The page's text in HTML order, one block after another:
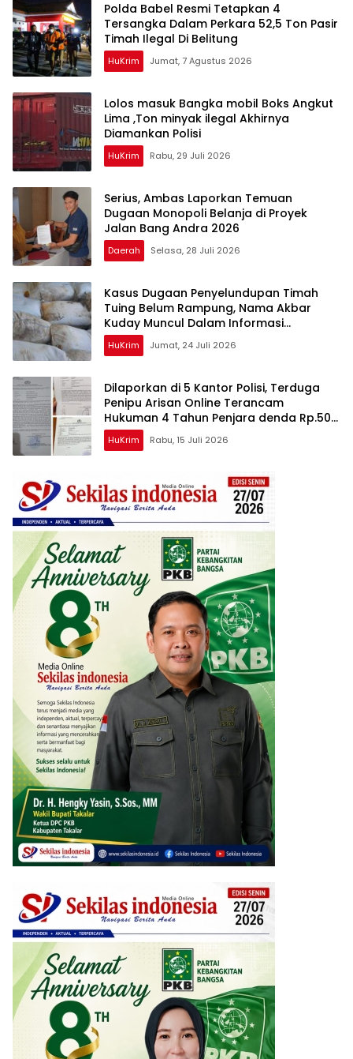
Polda Babel Resmi Tetapkan 4
Tersangka Dalam Perkara 52,5 Ton Pasir
Timah Ilegal Di Belitung
HuKrim Jumat, 7 Agustus 2026
Lolos masuk Bangka mobil Boks Angkut
Lima ,Ton minyak ilegal Akhirnya
Diamankan Polisi
HuKrim Rabu, 29 Juli 2026
Serius, Ambas Laporkan ‎Temuan
Dugaan Monopoli Belanja di Proyek
Jalan Bang Andra 2026
Daerah Selasa, 28 Juli 2026
Kasus Dugaan Penyelundupan Timah
Tuing Belum Rampung, Nama Akbar
Kuday Muncul Dalam Informasi
Penyidikan
HuKrim Jumat, 24 Juli 2026
Dilaporkan di 5 Kantor Polisi, Terduga
Penipu Arisan Online Terancam
Hukuman 4 Tahun Penjara denda Rp.500
Juta
HuKrim Rabu, 15 Juli 2026